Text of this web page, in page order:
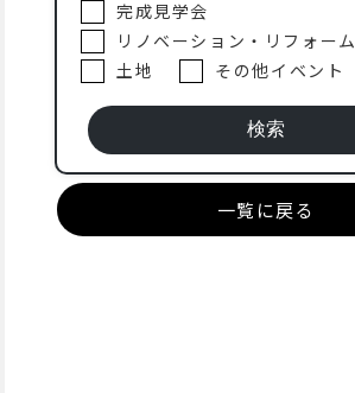
完成見学会
リノベーション・リフォーム
土地
その他イベント
一覧に戻る